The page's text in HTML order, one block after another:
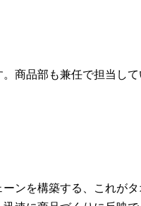
商品部も兼任で担当して
ンを構築する、これが